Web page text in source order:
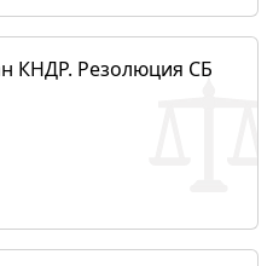
КНДР. Резолюция СБ